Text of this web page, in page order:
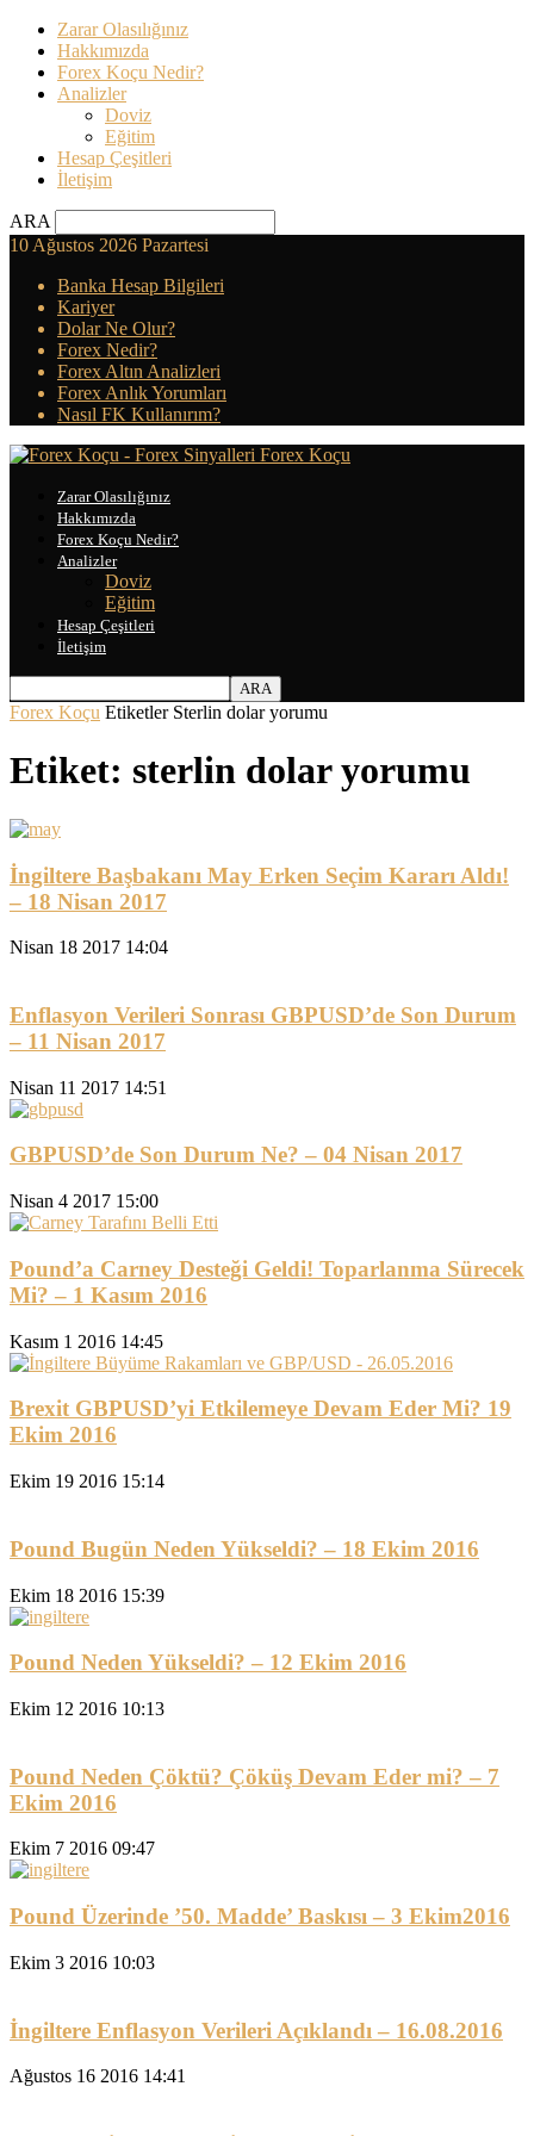
Zarar Olasılığınız
Hakkımızda
Forex Koçu Nedir?
Analizler
Doviz
Eğitim
Hesap Çeşitleri
İletişim
ARA
10 Ağustos 2026 Pazartesi
Banka Hesap Bilgileri
Kariyer
Dolar Ne Olur?
Forex Nedir?
Forex Altın Analizleri
Forex Anlık Yorumları
Nasıl FK Kullanırım?
Forex Koçu
Zarar Olasılığınız
Hakkımızda
Forex Koçu Nedir?
Analizler
Doviz
Eğitim
Hesap Çeşitleri
İletişim
Forex Koçu Etiketler Sterlin dolar yorumu
Etiket: sterlin dolar yorumu
İngiltere Başbakanı May Erken Seçim Kararı Aldı!
– 18 Nisan 2017
Nisan 18 2017 14:04
Enflasyon Verileri Sonrası GBPUSD’de Son Durum
– 11 Nisan 2017
Nisan 11 2017 14:51
GBPUSD’de Son Durum Ne? – 04 Nisan 2017
Nisan 4 2017 15:00
Pound’a Carney Desteği Geldi! Toparlanma Sürecek
Mi? – 1 Kasım 2016
Kasım 1 2016 14:45
Brexit GBPUSD’yi Etkilemeye Devam Eder Mi? 19
Ekim 2016
Ekim 19 2016 15:14
Pound Bugün Neden Yükseldi? – 18 Ekim 2016
Ekim 18 2016 15:39
Pound Neden Yükseldi? – 12 Ekim 2016
Ekim 12 2016 10:13
Pound Neden Çöktü? Çöküş Devam Eder mi? – 7
Ekim 2016
Ekim 7 2016 09:47
Pound Üzerinde ’50. Madde’ Baskısı – 3 Ekim2016
Ekim 3 2016 10:03
İngiltere Enflasyon Verileri Açıklandı – 16.08.2016
Ağustos 16 2016 14:41